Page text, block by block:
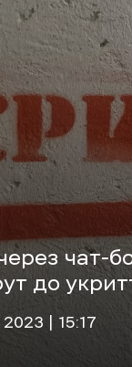
через чат-
до
| 15:17